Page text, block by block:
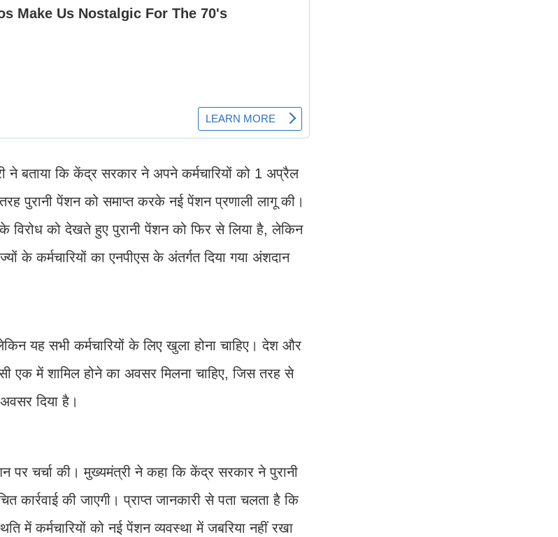
बताया कि केंद्र सरकार ने अपने कर्मचारियों को 1 अप्रैल
पुरानी पेंशन को समाप्त करके नई पेंशन प्रणाली लागू की।
विरोध को देखते हुए पुरानी पेंशन को फिर से लिया है, लेकिन
के कर्मचारियों का एनपीएस के अंतर्गत दिया गया अंशदान
यह सभी कर्मचारियों के लिए खुला होना चाहिए। देश और
एक में शामिल होने का अवसर मिलना चाहिए, जिस तरह से
दिया है।
पर चर्चा की। मुख्यमंत्री ने कहा कि केंद्र सरकार ने पुरानी
कार्रवाई की जाएगी। प्राप्त जानकारी से पता चलता है कि
में कर्मचारियों को नई पेंशन व्यवस्था में जबरिया नहीं रखा